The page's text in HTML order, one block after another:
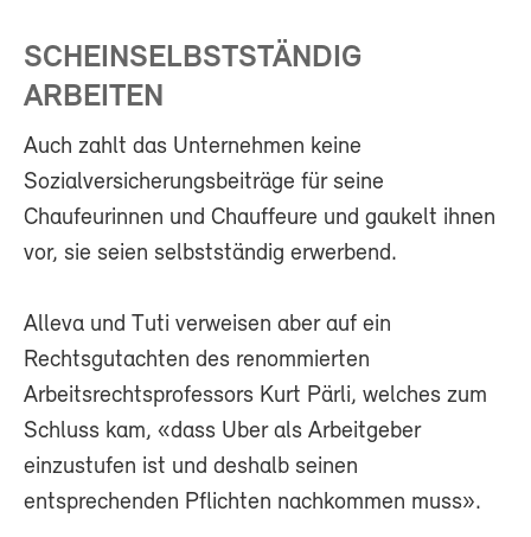
SCHEINSELBSTSTÄNDIG
ARBEITEN
Auch zahlt das Unternehmen keine
Sozialversicherungsbeiträge für seine
Chaufeurinnen und Chauffeure und gaukelt ihnen
vor, sie seien selbstständig erwerbend.
Alleva und Tuti verweisen aber auf ein
Rechtsgutachten des renommierten
Arbeitsrechtsprofessors Kurt Pärli, welches zum
Schluss kam, «dass Uber als Arbeitgeber
einzustufen ist und deshalb seinen
entsprechenden Pflichten nachkommen muss».